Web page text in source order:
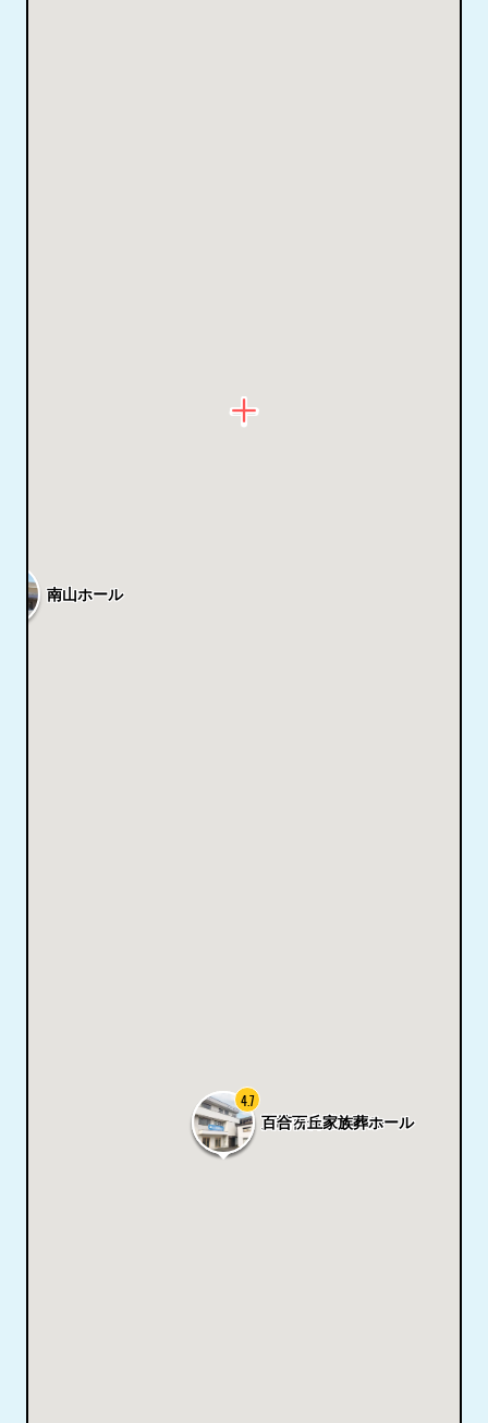
南山ホール
川崎百合丘ホール
百合ヶ丘家族葬ホール
4.7